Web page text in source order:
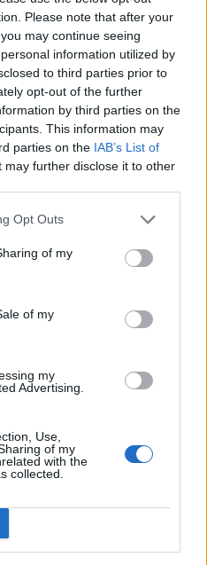
Please note that after your
may continue seeing
information utilized by
to third parties prior to
opt-out of the further
by third parties on the
This information may
parties on the IAB’s List of
may further disclose it to other
Opt Outs
of my
of my
my
Advertising.
Use,
of my
with the
collected.
01:16
dall'ex compagna